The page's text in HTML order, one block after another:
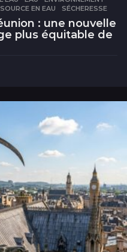
EN EAU ,SÉCHERESSE
: une nouvelle
plus équitable de